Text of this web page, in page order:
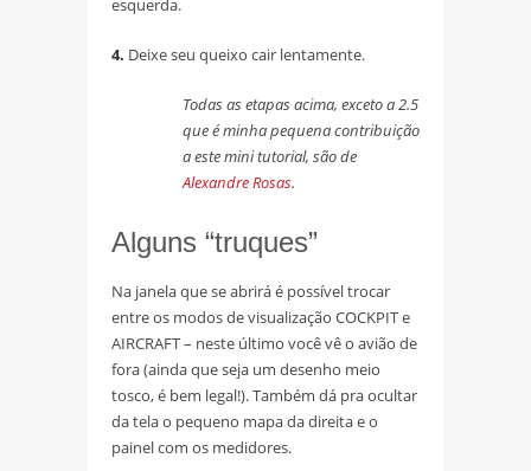
esquerda.
4. Deixe seu queixo cair lentamente.
Todas as etapas acima, exceto a 2.5
que é minha pequena contribuição
a este mini tutorial, são de
Alexandre Rosas.
Alguns “truques”
Na janela que se abrirá é possível trocar
entre os modos de visualização COCKPIT e
AIRCRAFT – neste último você vê o avião de
fora (ainda que seja um desenho meio
tosco, é bem legal!). Também dá pra ocultar
da tela o pequeno mapa da direita e o
painel com os medidores.